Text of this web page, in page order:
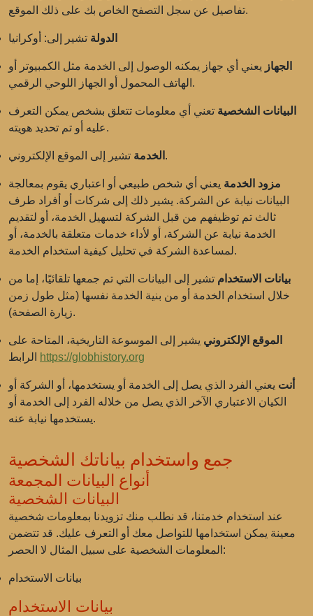
تفاصيل عن سجل التصفح الخاص بك على ذلك الموقع.
الدولة تشير إلى: أوكرانيا
الجهاز يعني أي جهاز يمكنه الوصول إلى الخدمة مثل الكمبيوتر أو
الهاتف المحمول أو الجهاز اللوحي الرقمي.
البيانات الشخصية تعني أي معلومات تتعلق بشخص يمكن التعرف
عليه أو تم تحديد هويته.
الخدمة تشير إلى الموقع الإلكتروني.
مزود الخدمة يعني أي شخص طبيعي أو اعتباري يقوم بمعالجة
البيانات نيابة عن الشركة. يشير ذلك إلى شركات أو أفراد طرف
ثالث تم توظيفهم من قبل الشركة لتسهيل الخدمة، أو لتقديم
الخدمة نيابة عن الشركة، أو لأداء خدمات متعلقة بالخدمة، أو
لمساعدة الشركة في تحليل كيفية استخدام الخدمة.
بيانات الاستخدام تشير إلى البيانات التي تم جمعها تلقائيًا، إما من
خلال استخدام الخدمة أو من بنية الخدمة نفسها (مثل طول زمن
زيارة الصفحة).
الموقع الإلكتروني يشير إلى الموسوعة التاريخية، المتاحة على
https://globhistory.org
أنت يعني الفرد الذي يصل إلى الخدمة أو يستخدمها، أو الشركة أو
الكيان الاعتباري الآخر الذي يصل من خلاله الفرد إلى الخدمة أو
يستخدمها نيابة عنه.
جمع واستخدام بياناتك الشخصية
أنواع البيانات المجمعة
البيانات الشخصية
عند استخدام خدمتنا، قد نطلب منك تزويدنا بمعلومات شخصية
معينة يمكن استخدامها للتواصل معك أو التعرف عليك. قد تتضمن
المعلومات الشخصية على سبيل المثال لا الحصر:
بيانات الاستخدام
بيانات الاستخدام